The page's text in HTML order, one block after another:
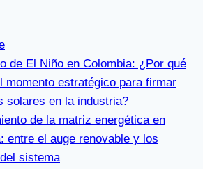
de El Niño en Colombia: ¿Por qué
momento estratégico para firmar
solares en la industria?
de la matriz energética en
entre el auge renovable y los
sistema